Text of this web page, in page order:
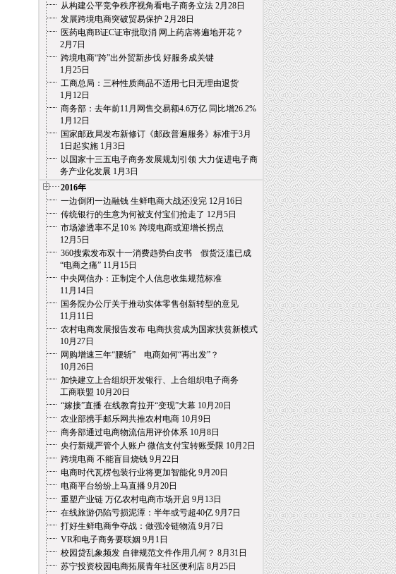
从构建公平竞争秩序视角看电子商务立法 2月28日
发展跨境电商突破贸易保护 2月28日
医药电商B证C证审批取消 网上药店将遍地开花？
2月7日
跨境电商“跨”出外贸新步伐 好服务成关键
1月25日
工商总局：三种性质商品不适用七日无理由退货
1月12日
商务部：去年前11月网售交易额4.6万亿 同比增26.2%
1月12日
国家邮政局发布新修订《邮政普遍服务》标准于3月
1日起实施 1月3日
以国家十三五电子商务发展规划引领 大力促进电子商
务产业化发展 1月3日
2016年
一边倒闭一边融钱 生鲜电商大战还没完 12月16日
传统银行的生意为何被支付宝们抢走了 12月5日
市场渗透率不足10％ 跨境电商或迎增长拐点
12月5日
360搜索发布双十一消费趋势白皮书 假货泛滥已成
“电商之痛” 11月15日
中央网信办：正制定个人信息收集规范标准
11月14日
国务院办公厅关于推动实体零售创新转型的意见
11月11日
农村电商发展报告发布 电商扶贫成为国家扶贫新模式
10月27日
网购增速三年“腰斩” 电商如何“再出发”？
10月26日
加快建立上合组织开发银行、上合组织电子商务
工商联盟 10月20日
“嫁接”直播 在线教育拉开“变现”大幕 10月20日
农业部携手邮乐网共推农村电商 10月9日
商务部通过电商物流信用评价体系 10月8日
央行新规严管个人账户 微信支付宝转账受限 10月2日
跨境电商 不能盲目烧钱 9月22日
电商时代瓦楞包装行业将更加智能化 9月20日
电商平台纷纷上马直播 9月20日
重塑产业链 万亿农村电商市场开启 9月13日
在线旅游仍陷亏损泥潭：半年或亏超40亿 9月7日
打好生鲜电商争夺战：做强冷链物流 9月7日
VR和电子商务要联姻 9月1日
校园贷乱象频发 自律规范文件作用几何？ 8月31日
苏宁投资校园电商拓展青年社区便利店 8月25日